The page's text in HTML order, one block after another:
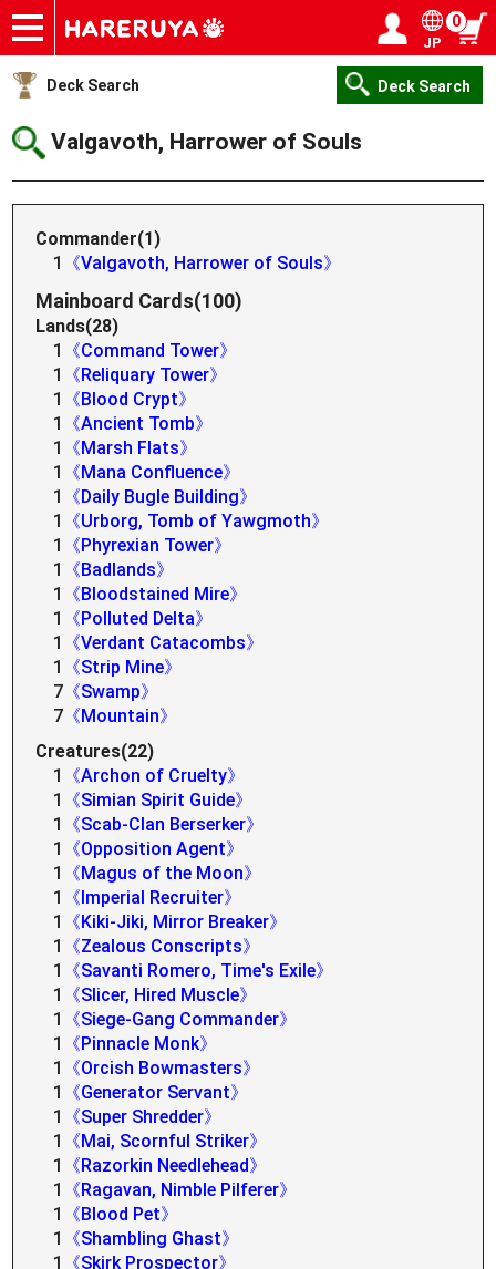
Onlineshop
Articles
Deck Search
Sponsored Players
Shop Info
Event Schedule
Help
Contact
JP
0
Deck Search Deck Search
Valgavoth, Harrower of Souls
Commander(1)
1
《Valgavoth, Harrower of Souls》
Mainboard Cards(100)
Lands(28)
1
《Command Tower》
1
《Reliquary Tower》
1
《Blood Crypt》
1
《Ancient Tomb》
1
《Marsh Flats》
1
《Mana Confluence》
1
《Daily Bugle Building》
1
《Urborg, Tomb of Yawgmoth》
1
《Phyrexian Tower》
1
《Badlands》
1
《Bloodstained Mire》
1
《Polluted Delta》
1
《Verdant Catacombs》
1
《Strip Mine》
7 《Swamp》
7 《Mountain》
Creatures(22)
1
《Archon of Cruelty》
1
《Simian Spirit Guide》
1
《Scab-Clan Berserker》
1
《Opposition Agent》
1
《Magus of the Moon》
1
《Imperial Recruiter》
1
《Kiki-Jiki, Mirror Breaker》
1
《Zealous Conscripts》
1
《Savanti Romero, Time's Exile》
1
《Slicer, Hired Muscle》
1
《Siege-Gang Commander》
1
《Pinnacle Monk》
1
《Orcish Bowmasters》
1
《Generator Servant》
1
《Super Shredder》
1
《Mai, Scornful Striker》
1
《Razorkin Needlehead》
1
《Ragavan, Nimble Pilferer》
1
《Blood Pet》
1
《Shambling Ghast》
1
《Skirk Prospector》